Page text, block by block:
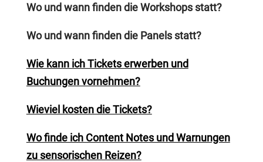
Wo und wann finden die Workshops statt?
Wo und wann finden die Panels statt?
Wie kann ich Tickets erwerben und
Buchungen vornehmen?
Wieviel kosten die Tickets?
Wo finde ich Content Notes und Warnungen
zu sensorischen Reizen?